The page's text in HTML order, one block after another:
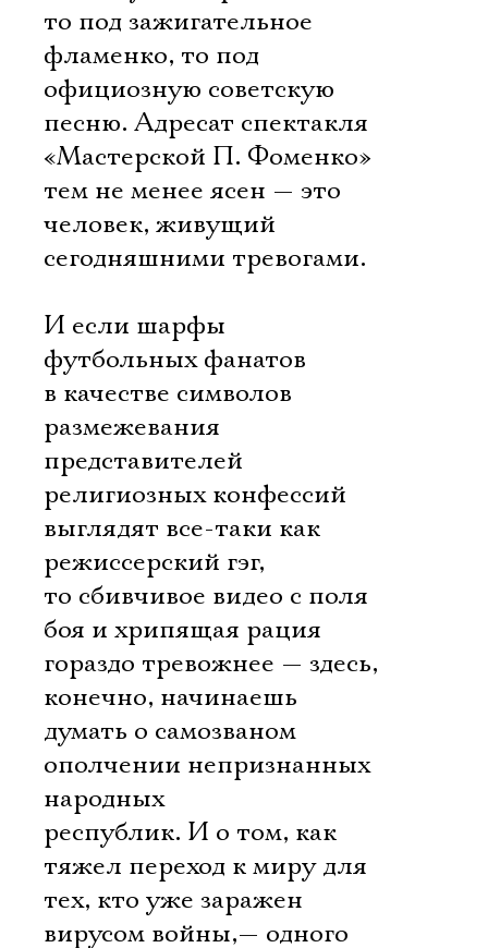
то под зажигательное
фламенко, то под
официозную советскую
песню. Адресат спектакля
«Мастерской П. Фоменко»
тем не менее ясен — это
человек, живущий
сегодняшними тревогами.
И если шарфы
футбольных фанатов
в качестве символов
размежевания
представителей
религиозных конфессий
выглядят все-таки как
режиссерский гэг,
то сбивчивое видео с поля
боя и хрипящая рация
гораздо тревожнее — здесь,
конечно, начинаешь
думать о самозваном
ополчении непризнанных
народных
республик. И о том, как
тяжел переход к миру для
тех, кто уже заражен
вирусом войны,— одного
Электропочта
Ознакомиться